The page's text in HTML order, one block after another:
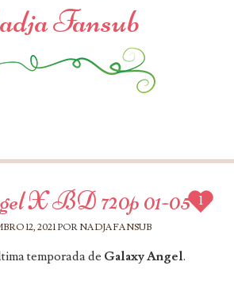
Fansub
X BD 720p 01-05
12, 2021POR NADJAFANSUB
1
temporada de Galaxy Angel.